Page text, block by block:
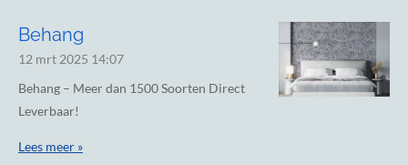
Behang
12 mrt 2025 14:07
Behang – Meer dan 1500 Soorten Direct
Leverbaar!
Lees meer »